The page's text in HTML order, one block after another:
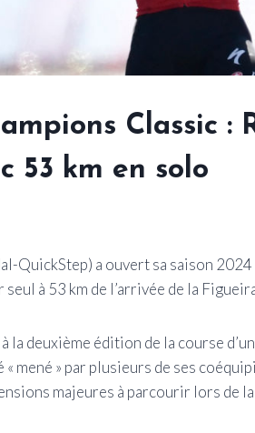
Classic :
53 km en solo
QuickStep) a ouvert sa saison
à 53 km de l’arrivée de la
la deuxième édition de la course
« mené » par plusieurs de ses
majeures à parcourir lors de